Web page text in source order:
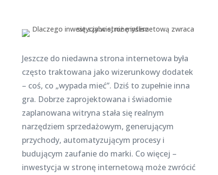
Jeszcze do niedawna strona internetowa była
często traktowana jako wizerunkowy dodatek
– coś, co „wypada mieć”. Dziś to zupełnie inna
gra. Dobrze zaprojektowana i świadomie
zaplanowana witryna stała się realnym
narzędziem sprzedażowym, generującym
przychody, automatyzującym procesy i
budującym zaufanie do marki. Co więcej –
inwestycja w stronę internetową może zwrócić